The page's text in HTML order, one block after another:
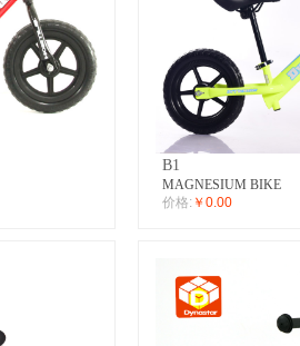
B1
MAGNESIUM BIKE
价格: ￥0.00